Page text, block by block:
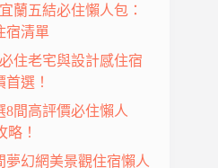
蘭五結必住懶人包：
宿清單
住老宅與設計感住宿
選！
8間高評價必住懶人
！
夢幻網美景觀住宿懶人